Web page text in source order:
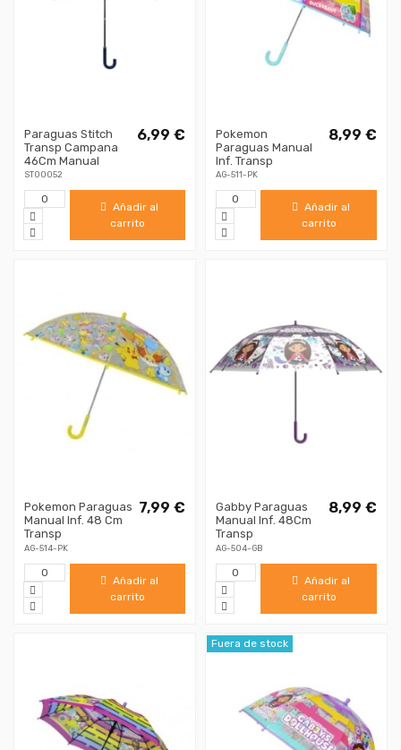
Paraguas Stitch
Transp Campana
46Cm Manual
ST00052
6,99 €
Añadir al
carrito
Pokemon
Paraguas Manual
Inf. Transp
AG-511-PK
8,99 €
Añadir al
carrito
Pokemon Paraguas
Manual Inf. 48 Cm
Transp
AG-514-PK
7,99 €
Añadir al
carrito
Gabby Paraguas
Manual Inf. 48Cm
Transp
AG-504-GB
8,99 €
Añadir al
carrito
Fuera de stock